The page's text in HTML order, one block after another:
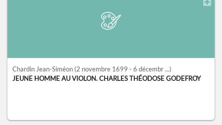
Chardin Jean-Siméon (2 novembre 1699 - 6 décembr ...)
JEUNE HOMME AU VIOLON. CHARLES THÉODOSE GODEFROY